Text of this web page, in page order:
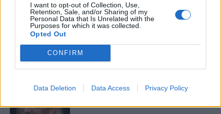
I want to opt-out of Collection, Use,
Retention, Sale, and/or Sharing of my
Personal Data that Is Unrelated with the
Purposes for which it was collected.
Opted Out
CONFIRM
Data Deletion Data Access Privacy Policy
07/08/2026
Cicatrizes